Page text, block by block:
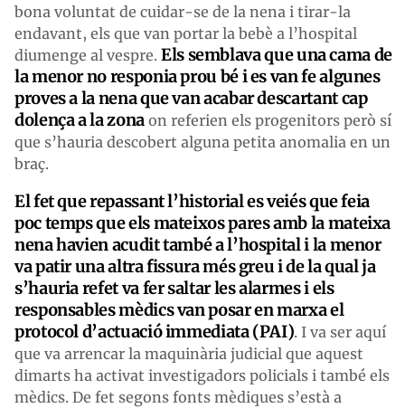
bona voluntat de cuidar-se de la nena i tirar-la
endavant, els que van portar la bebè a l’hospital
diumenge al vespre. Els semblava que una cama de
la menor no responia prou bé i es van fe algunes
proves a la nena que van acabar descartant cap
dolença a la zona on referien els progenitors però sí
que s’hauria descobert alguna petita anomalia en un
braç.
El fet que repassant l’historial es veiés que feia
poc temps que els mateixos pares amb la mateixa
nena havien acudit també a l’hospital i la menor
va patir una altra fissura més greu i de la qual ja
s’hauria refet va fer saltar les alarmes i els
responsables mèdics van posar en marxa el
protocol d’actuació immediata (PAI). I va ser aquí
que va arrencar la maquinària judicial que aquest
dimarts ha activat investigadors policials i també els
mèdics. De fet segons fonts mèdiques s’està a